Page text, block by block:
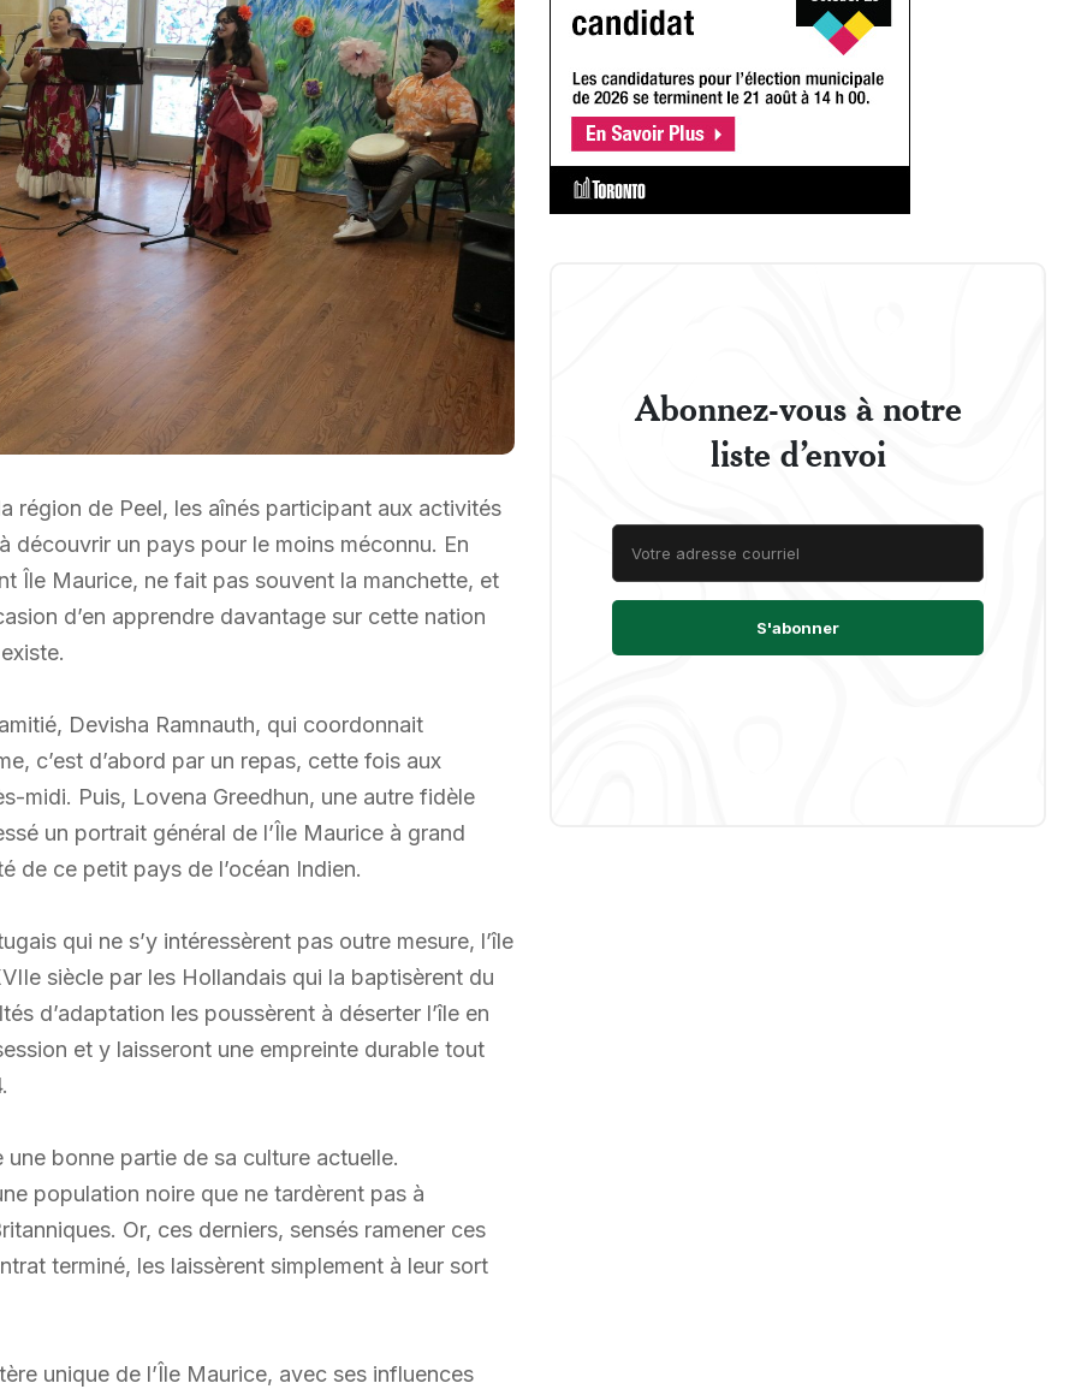
région de Peel, les aînés participant aux activités
un pays pour le moins méconnu. En
Île Maurice, ne fait pas souvent la manchette, et
d’en apprendre davantage sur cette nation
Devisha Ramnauth, qui coordonnait
c’est d’abord par un repas, cette fois aux
midi. Puis, Lovena Greedhun, une autre fidèle
un portrait général de l’Île Maurice à grand
de ce petit pays de l’océan Indien.
qui ne s’y intéressèrent pas outre mesure, l’île
siècle par les Hollandais qui la baptisèrent du
d’adaptation les poussèrent à déserter l’île en
et y laisseront une empreinte durable tout
une bonne partie de sa culture actuelle.
population noire que ne tardèrent pas à
Or, ces derniers, sensés ramener ces
terminé, les laissèrent simplement à leur sort
unique de l’Île Maurice, avec ses influences
Abonnez-vous à notre
liste d’envoi